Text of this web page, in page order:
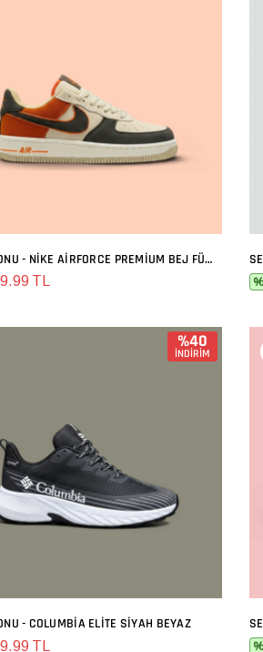
SEPETE EKLE SEZON SONU - NIKE AIRFORCE PREMIUM BEJ FÜME TURUNCU
TL
%40
İNDİRİM
SEPETE EKLE
- COLUMBIA ELITE SIYAH BEYAZ
TL